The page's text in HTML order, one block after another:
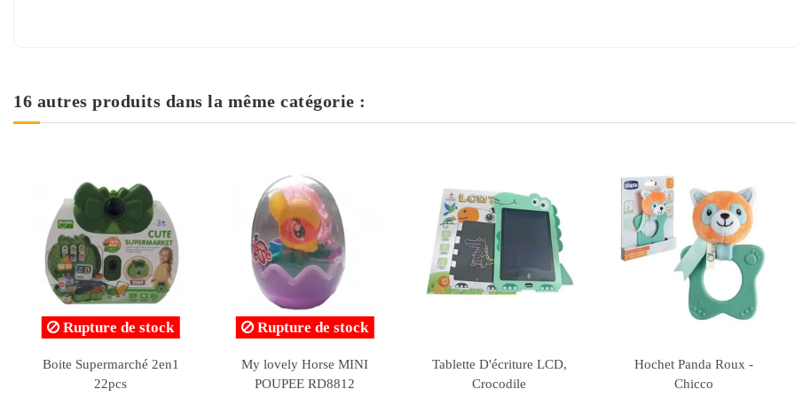
16 autres produits dans la même catégorie :
Rupture de stock
Volant Bird - Djeco
Figurine Pop! Marvel:
Avengers Iron Man,
Hochet Hibou avec
Anneau Eco+ Chicco
Meccano Junior - Baril
150 pièces